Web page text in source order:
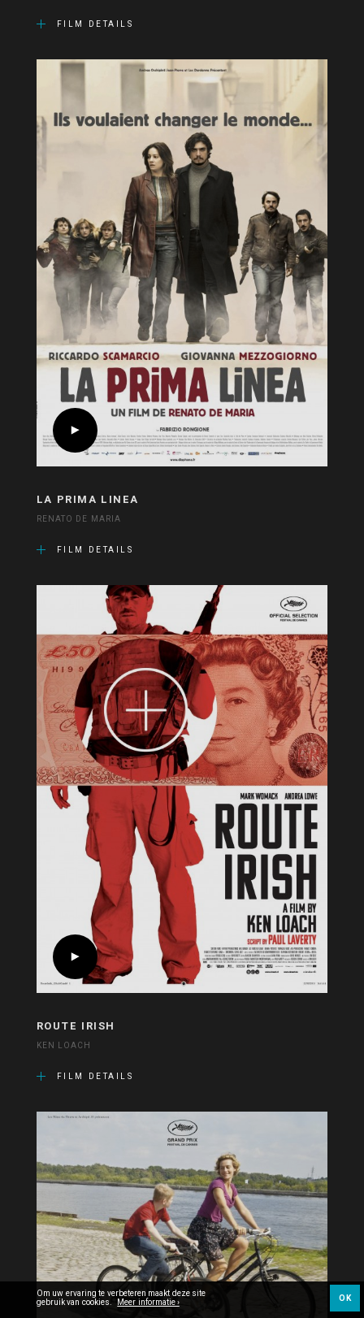
FILM DETAILS
LA PRIMA LINEA
RENATO DE MARIA
FILM DETAILS
ROUTE IRISH
KEN LOACH
FILM DETAILS
Om uw ervaring te verbeteren maakt deze site
gebruik van cookies. Meer informatie › OK